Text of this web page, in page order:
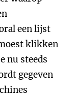
een lijst
klikken
nu steeds
gegeven